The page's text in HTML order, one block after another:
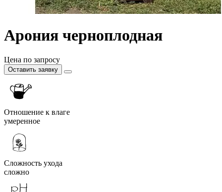
Арония черноплодная
Цена по запросу
Оставить заявку
Отношение к влаге
умеренное
Сложность ухода
сложно